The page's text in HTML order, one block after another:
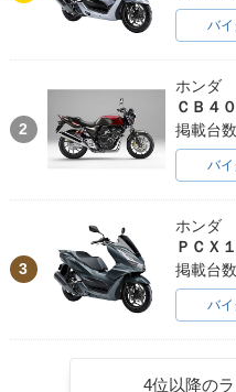
バ
2
ホンダ
掲載台
バ
3
ホンダ
ＰＣＸ
掲載台
バ
4位以降の